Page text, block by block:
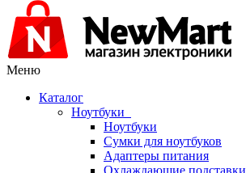
Меню
Каталог
Ноутбуки
Ноутбуки
Сумки для ноутбуков
Адаптеры питания
Охлаждающие подставки